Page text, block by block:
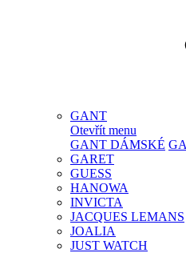
GANT
Otevřít menu
GANT DÁMSKÉ
GARET
GUESS
HANOWA
INVICTA
JACQUES LEMANS
JOALIA
JUST WATCH